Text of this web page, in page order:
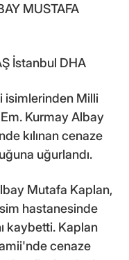
MUSTAFA
İstanbul DHA
isimlerinden Milli
Kurmay Albay
kılınan cenaze
uğurlandı.
Mutafa Kaplan,
hastanesinde
kaybetti. Kaplan
cenaze